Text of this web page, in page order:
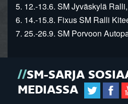
5. 12.-13.6. SM Jyväskylä
6. 14.-15.8. Fixus SM Ralli
7. 25.-26.9. SM Porvoon
SM-SARJA
MEDIASSA